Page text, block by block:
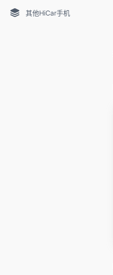
其他HiCar手机